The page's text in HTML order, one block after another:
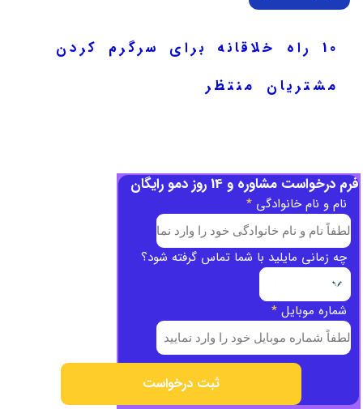
10 راه خلاقانه برای سرگرم کردن
مشتریان منتظر
فرم درخواست مشاوره و 14 روز دمو رایگان
نام و نام خانوادگی *
چه زمانی مایلید با شما تماس گرفته شود؟
شماره موبایل *
ثبت درخواست